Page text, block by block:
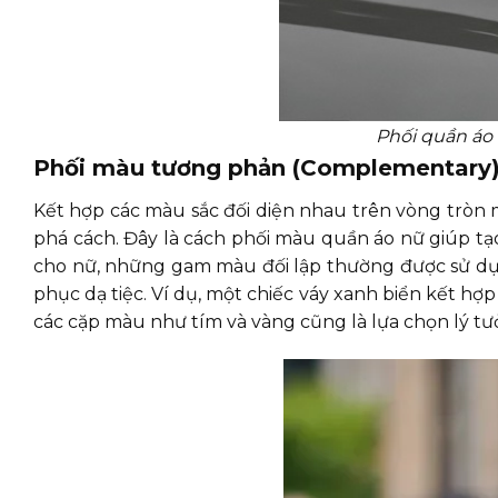
Phối quần
Phối màu tương phản
Kết hợp các màu sắc đối diện nhau trên vòng tròn
phá cách. Đây là cách phối màu quần áo nữ giúp
cho nữ, những gam màu đối lập thường được sử
phục dạ tiệc. Ví dụ, một chiếc váy xanh biển kết
các cặp màu như tím và vàng cũng là lựa chọn lý